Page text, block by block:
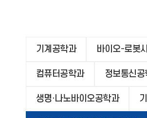
기계공학과 바이오-로봇
컴퓨터공학과 정보통신공
생명·나노바이오공학과